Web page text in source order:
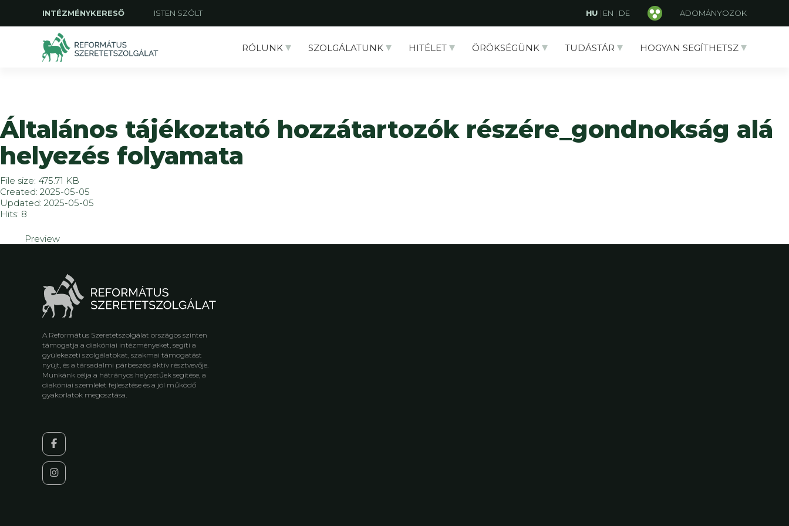
INTÉZMÉNYKERESŐ ISTEN SZÓLT HU | EN | DE ADOMÁNYOZOK
RÓLUNK SZOLGÁLATUNK HITÉLET ÖRÖKSÉGÜNK TUDÁSTÁR HOGYAN SEGÍTHETSZ
Általános tájékoztató hozzátartozók részére_gondnokság alá
helyezés folyamata
File size: 475.71 KB
Created: 2025-05-05
Updated: 2025-05-05
Hits: 8
Preview
A Református Szeretetszolgálat országos szinten
támogatja a diakóniai intézményeket, segíti a
gyülekezeti szolgálatokat, szakmai támogatást
nyújt, és a társadalmi párbeszéd aktív résztvevője.
Munkánk célja a hátrányos helyzetűek segítése, a
diakóniai szemlélet fejlesztése és a jól működő
gyakorlatok megosztása.